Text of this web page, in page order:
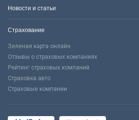
Новости и статьи
Страхование
Зеленая карта онлайн
Отзывы о страховых компаниях
Рейтинг страховых компаний
Страховка авто
Страховые компании